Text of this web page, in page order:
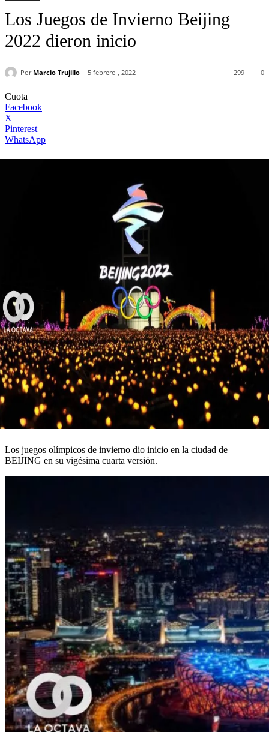
Los Juegos de Invierno Beijing
2022 dieron inicio
Por Marcio Trujillo 5 febrero , 2022 0
299
Cuota
Facebook
X
Pinterest
WhatsApp
Los juegos olímpicos de invierno dio inicio en la ciudad de
BEIJING en su vigésima cuarta versión.